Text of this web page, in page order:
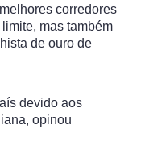
corredores
mas também
de ouro de
devido aos
opinou